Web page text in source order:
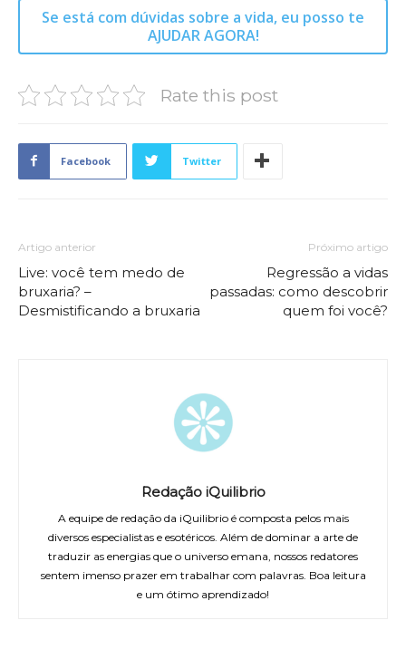
Se está com dúvidas sobre a vida, eu posso te
AJUDAR AGORA!
Rate this post
Facebook Twitter
Artigo anterior
Live: você tem medo de
bruxaria? –
Desmistificando a bruxaria
Próximo artigo
Regressão a vidas
passadas: como descobrir
quem foi você?
Redação iQuilibrio
A equipe de redação da iQuilibrio é composta pelos mais
diversos especialistas e esotéricos. Além de dominar a arte de
traduzir as energias que o universo emana, nossos redatores
sentem imenso prazer em trabalhar com palavras. Boa leitura
e um ótimo aprendizado!